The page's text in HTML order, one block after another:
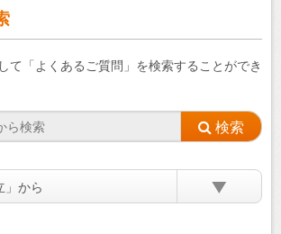
て「よくあるご質問」を検索することができ
」から